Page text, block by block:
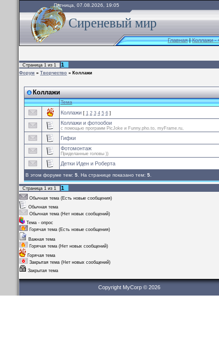
Пятница, 07.08.2026, 19:05
Сиреневый мир
Главная|Коллажи -
Страница 1 из 1 1
Форум » Творчество » Коллажи
Коллажи
Тема
Коллажи [ 1 2 3 4 5 6]
Коллажи и фотообои
с помощью программ PicJoke и Funny.pho.to, myFrame.ru,
Гифки
Фотомонтаж
Приделанные головы ))
Детки Иден и Роберта
В этом форуме тем: 5. На странице показано тем: 5.
Страница 1 из 1 1
Обычная тема (Есть новые сообщения)
Обычная тема
Обычная тема (Нет новых сообщений)
Тема - опрос
Горячая тема (Есть новые сообщения)
Важная тема
Горячая тема (Нет новых сообщений)
Горячая тема
Закрытая тема (Нет новых сообщений)
Закрытая тема
Copyright MyCorp © 2026